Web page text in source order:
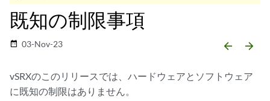
既知の制限事項
date_range 03-Nov-23 arrow_backward arrow_forward
vSRXのこのリリースでは、ハードウェアとソフトウェア
に既知の制限はありません。